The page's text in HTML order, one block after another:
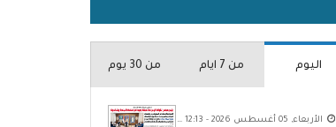
اليوم من 7 ايام من 30 يوم
الأربعاء, 05 أغسطس 2026 - 12:13 ص